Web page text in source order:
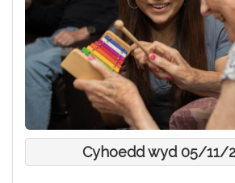
Cyhoedd wyd 05/11/